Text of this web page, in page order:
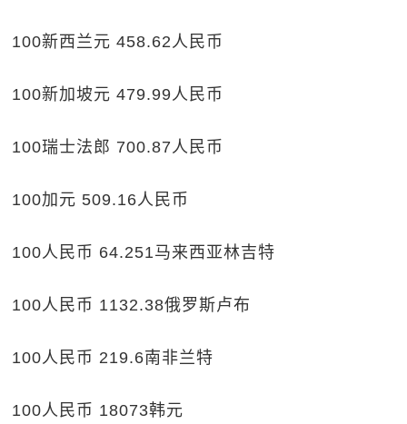
100新西兰元 458.62人民币
100新加坡元 479.99人民币
100瑞士法郎 700.87人民币
100加元 509.16人民币
100人民币 64.251马来西亚林吉特
100人民币 1132.38俄罗斯卢布
100人民币 219.6南非兰特
100人民币 18073韩元